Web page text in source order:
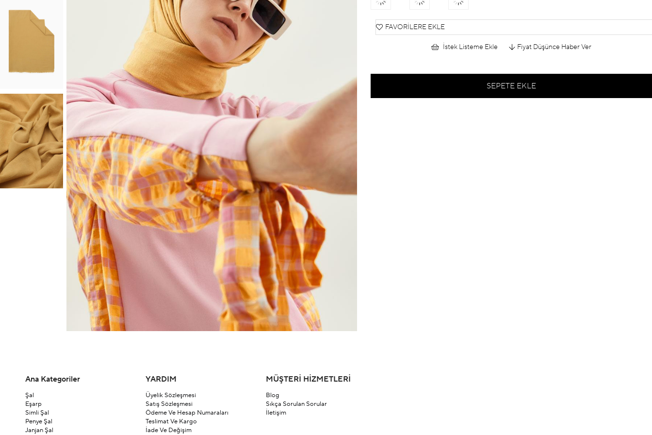
FAVORILERE EKLE
İstek Listeme Ekle Fiyat Düşünce Haber Ver
Ana Kategoriler
Şal
Eşarp
Simli Şal
Penye Şal
Janjan Şal
YARDIM
Üyelik Sözleşmesi
Satış Sözleşmesi
Ödeme Ve Hesap Numaraları
Teslimat Ve Kargo
İade Ve Değişim
MÜŞTERİ HİZMETLERİ
Blog
Sıkça Sorulan Sorular
İletişim